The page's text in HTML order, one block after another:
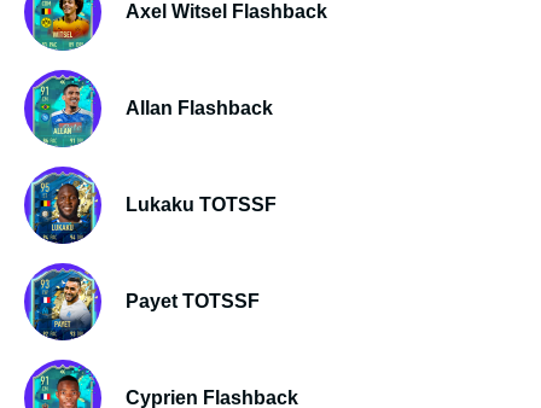
Axel Witsel Flashback
Allan Flashback
Lukaku TOTSSF
Payet TOTSSF
Cyprien Flashback